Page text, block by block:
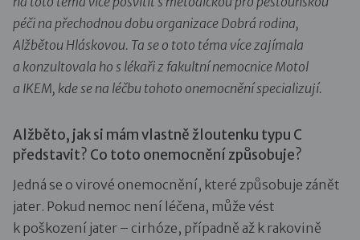
péči na přechodnou dobu organizace Dobrá rodina,
Alžbětou Hláskovou. Ta se o toto téma více zajímala
a konzultovala ho s lékaři z fakultní nemocnice Motol
a IKEM, kde se na léčbu tohoto onemocnění specializují.
Alžběto, jak si mám vlastně žloutenku typu C
představit? Co toto onemocnění způsobuje?
Jedná se o virové onemocnění, které způsobuje zánět
jater. Pokud nemoc není léčena, může vést
k poškození jater – cirhóze, případně až k rakovině